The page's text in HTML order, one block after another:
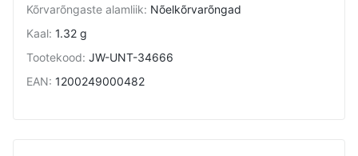
Kõrvarõngaste alamliik: Nõelkõrvarõngad
Kaal: 1.32 g
Tootekood: JW-UNT-34666
EAN: 1200249000482